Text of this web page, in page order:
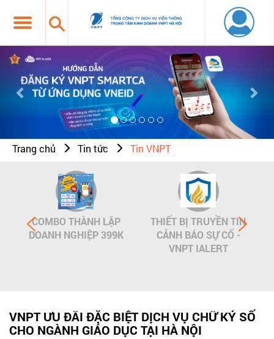
Previous
Trang chủ Tin tức Tin VNPT
COMBO THÀNH LẬP
DOANH NGHIỆP 399K
THIẾT BỊ TRUYỀN TIN
CẢNH BÁO SỰ CỐ -
VNPT IALERT
VNPT ƯU ĐÃI ĐẶC BIỆT DỊCH VỤ CHỮ KÝ SỐ
CHO NGÀNH GIÁO DỤC TẠI HÀ NỘI